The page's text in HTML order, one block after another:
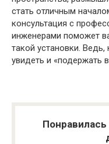
стать отличным
консультация с
инженерами поможет
такой установки. Ведь,
увидеть и «подержать